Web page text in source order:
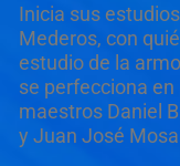
Inicia sus
Mederos, con
estudio de la
se perfecciona
maestros Daniel
y Juan José